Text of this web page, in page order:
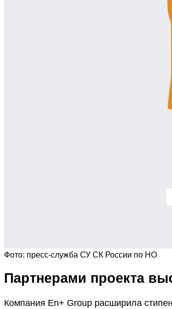
Фото: пресс-служба СУ СК России по НО
Партнерами проекта
Компания En+ Group расширила